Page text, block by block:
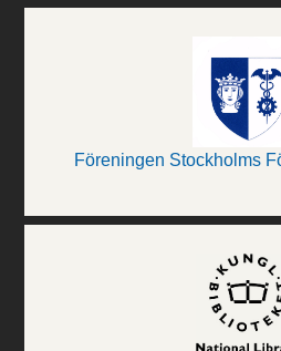
Föreningen Stockholms